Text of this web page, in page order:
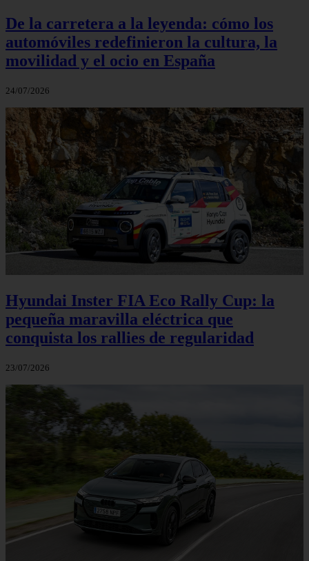
De la carretera a la leyenda: cómo los
automóviles redefinieron la cultura, la
movilidad y el ocio en España
24/07/2026
Hyundai Inster FIA Eco Rally Cup: la
pequeña maravilla eléctrica que
conquista los rallies de regularidad
23/07/2026